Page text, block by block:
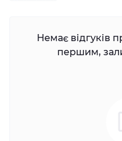
Немає відгуків
першим,